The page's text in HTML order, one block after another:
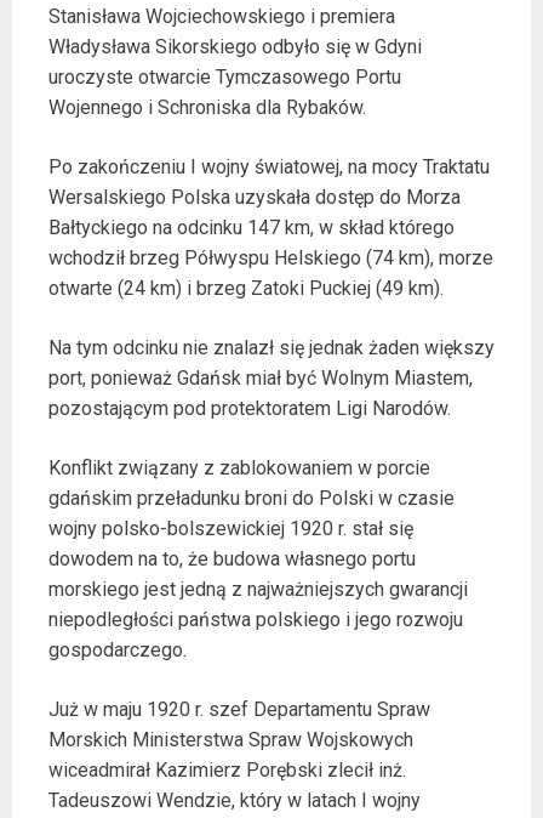
Stanisława Wojciechowskiego i premiera
Władysława Sikorskiego odbyło się w Gdyni
uroczyste otwarcie Tymczasowego Portu
Wojennego i Schroniska dla Rybaków.
Po zakończeniu I wojny światowej, na mocy Traktatu
Wersalskiego Polska uzyskała dostęp do Morza
Bałtyckiego na odcinku 147 km, w skład którego
wchodził brzeg Półwyspu Helskiego (74 km), morze
otwarte (24 km) i brzeg Zatoki Puckiej (49 km).
Na tym odcinku nie znalazł się jednak żaden większy
port, ponieważ Gdańsk miał być Wolnym Miastem,
pozostającym pod protektoratem Ligi Narodów.
Konflikt związany z zablokowaniem w porcie
gdańskim przeładunku broni do Polski w czasie
wojny polsko-bolszewickiej 1920 r. stał się
dowodem na to, że budowa własnego portu
morskiego jest jedną z najważniejszych gwarancji
niepodległości państwa polskiego i jego rozwoju
gospodarczego.
Już w maju 1920 r. szef Departamentu Spraw
Morskich Ministerstwa Spraw Wojskowych
wiceadmirał Kazimierz Porębski zlecił inż.
Tadeuszowi Wendzie, który w latach I wojny